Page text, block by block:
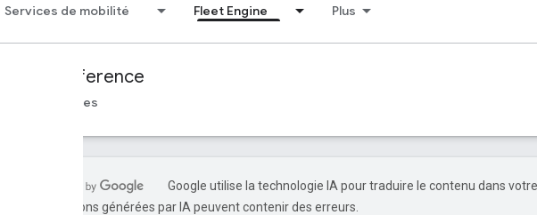
Services de mobilité Fleet Engine Plus
Reference
Tâches planifiées
Google utilise la technologie IA pour traduire le contenu dans
traductions générées par IA peuvent contenir des erreurs.